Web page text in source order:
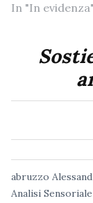
In "In evidenza"
abruzzo
Analisi